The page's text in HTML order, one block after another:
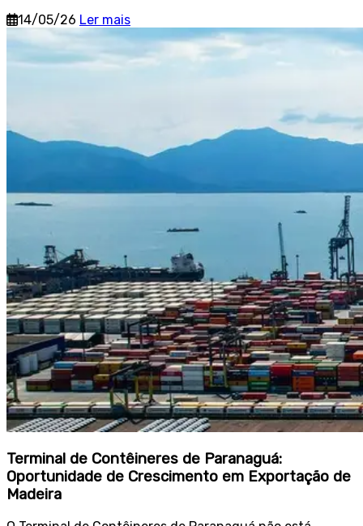
14/05/26 Ler mais
Terminal de Contêineres de Paranaguá:
Oportunidade de Crescimento em Exportação de
Madeira